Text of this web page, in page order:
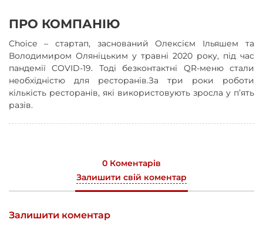
ПРО КОМПАНІЮ
Choice – стартап, заснований Олексієм Ільяшем та
Володимиром Оляніцьким у травні 2020 року, під час
пандемії COVID-19. Тоді безконтактні QR-меню стали
необхідністю для ресторанів.За три роки роботи
кількість ресторанів, які використовують зросла у п’ять
разів.
0 Коментарів
Залишити свій коментар
Залишити коментар